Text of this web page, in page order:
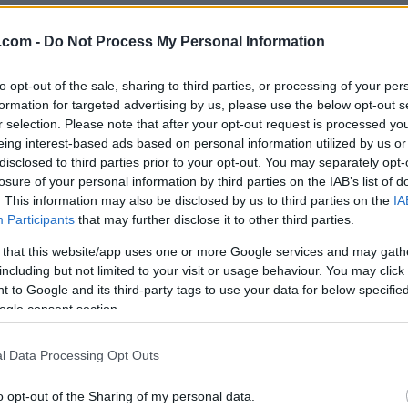
- Do Not Process My Personal Information
opt-out of the sale, sharing to third parties, or processing of your
for targeted advertising by us, please use the below opt-out
selection. Please note that after your opt-out request is processed
interest-based ads based on personal information utilized by us
to third parties prior to your opt-out. You may separately
of your personal information by third parties on the IAB’s list of
This information may also be disclosed by us to third parties on the
Participants that may further disclose it to other third parties.
that this website/app uses one or more Google services and may
but not limited to your visit or usage behaviour. You may
to Google and its third-party tags to use your data for below
consent section.
Data Processing Opt Outs
opt-out of the Sharing of my personal data.
lå litt avvente i feltet i herrenes finale, men på det
enn de andre.
gass langs veien til neste post. Og der så jeg de
og kunne juble til publikum allerede på den siste
.
verken for Eirik Langedal Breivik eller de norske
i Locarno og Breivik fulgte opp med den andre
etter et spurttap mot Anselm Reichenbach og
meter inn mot siste stempling.
istedet for like løype. Det er mer min
kan løpe bak og være best i spurten, sier Kasper
i Skara.